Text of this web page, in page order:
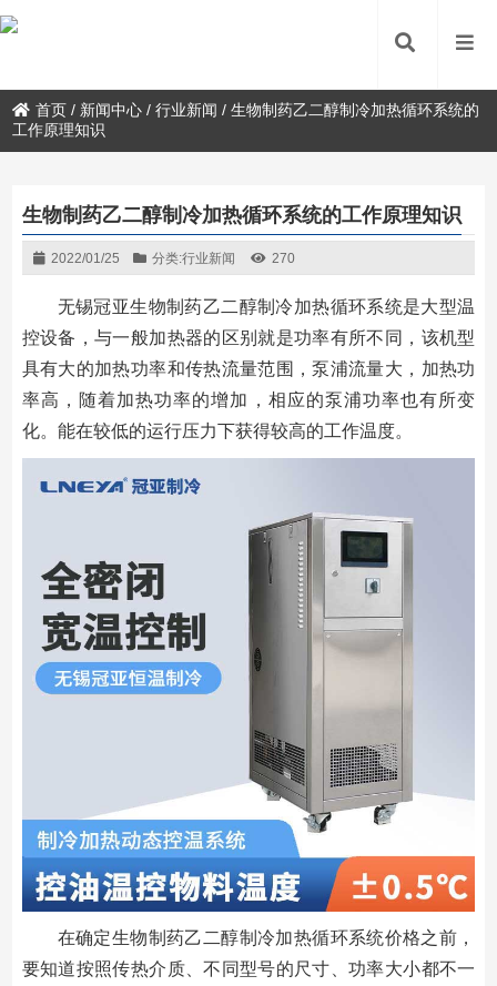
首页 / 新闻中心 /行业新闻 /生物制药乙二醇制冷加热循环系统的
工作原理知识
生物制药乙二醇制冷加热循环系统的工作原理知识
2022/01/25 分类:行业新闻 270
无锡冠亚生物制药乙二醇制冷加热循环系统是大型温
控设备，与一般加热器的区别就是功率有所不同，该机型
具有大的加热功率和传热流量范围，泵浦流量大，加热功
率高，随着加热功率的增加，相应的泵浦功率也有所变
化。能在较低的运行压力下获得较高的工作温度。
在确定生物制药乙二醇制冷加热循环系统价格之前，
要知道按照传热介质、不同型号的尺寸、功率大小都不一